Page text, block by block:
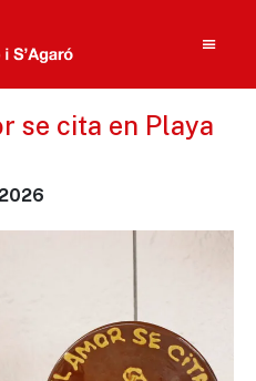
se cita en Playa